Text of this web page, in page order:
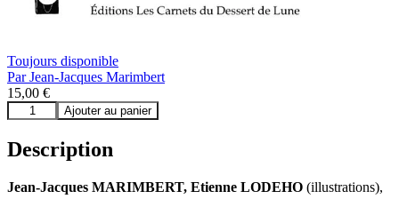
Toujours disponible
ParJean-Jacques Marimbert
15,00 €
quantité
de
Animots
Ajouter au panier
Description
Jean-Jacques MARIMBERT, Etienne LODEHO (illustrations),